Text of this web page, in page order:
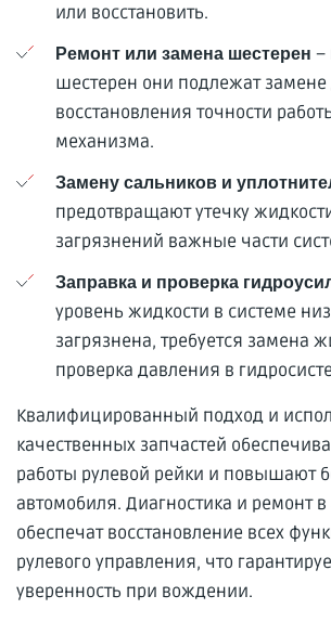
или восстановить.
Ремонт или замена шестерен –
шестерен они подлежат замене
восстановления точности
механизма.
Замену сальников и
предотвращают утечку
загрязнений важные части
Заправка и проверка
уровень жидкости в системе
загрязнена, требуется замена
проверка давления в
Квалифицированный подход и
качественных запчастей
работы рулевой рейки и повышают
автомобиля. Диагностика и ремонт в
обеспечат восстановление всех
рулевого управления, что
уверенность при вождении.